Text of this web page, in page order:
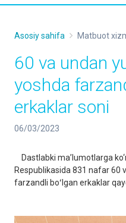
Asosiy sahifa Matbuot
60 va undan
yoshda
erkaklar soni
06/03/2023
Dastlabki maʼlumotlarga
Respublikasida 831 nafar 60
farzandli boʻlgan erkaklar